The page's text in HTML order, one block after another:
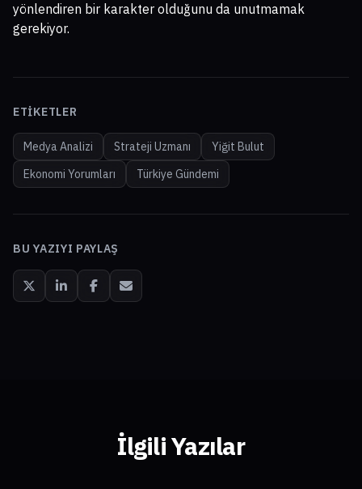
yönlendiren bir karakter olduğunu da unutmamak
gerekiyor.
ETIKETLER
Medya Analizi Strateji Uzmanı
Yiğit Bulut
Ekonomi Yorumları
Türkiye Gündemi
BU YAZIYI PAYLAŞ
İlgili Yazılar